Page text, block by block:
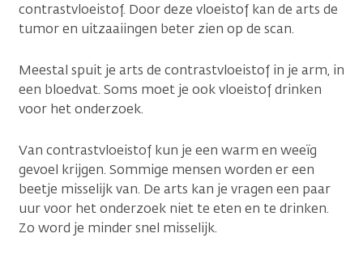
contrastvloeistof. Door deze vloeistof kan de arts de
tumor en uitzaaiingen beter zien op de scan.
Meestal spuit je arts de contrastvloeistof in je arm, in
een bloedvat. Soms moet je ook vloeistof drinken
voor het onderzoek.
Van contrastvloeistof kun je een warm en weeïg
gevoel krijgen. Sommige mensen worden er een
beetje misselijk van. De arts kan je vragen een paar
uur voor het onderzoek niet te eten en te drinken.
Zo word je minder snel misselijk.